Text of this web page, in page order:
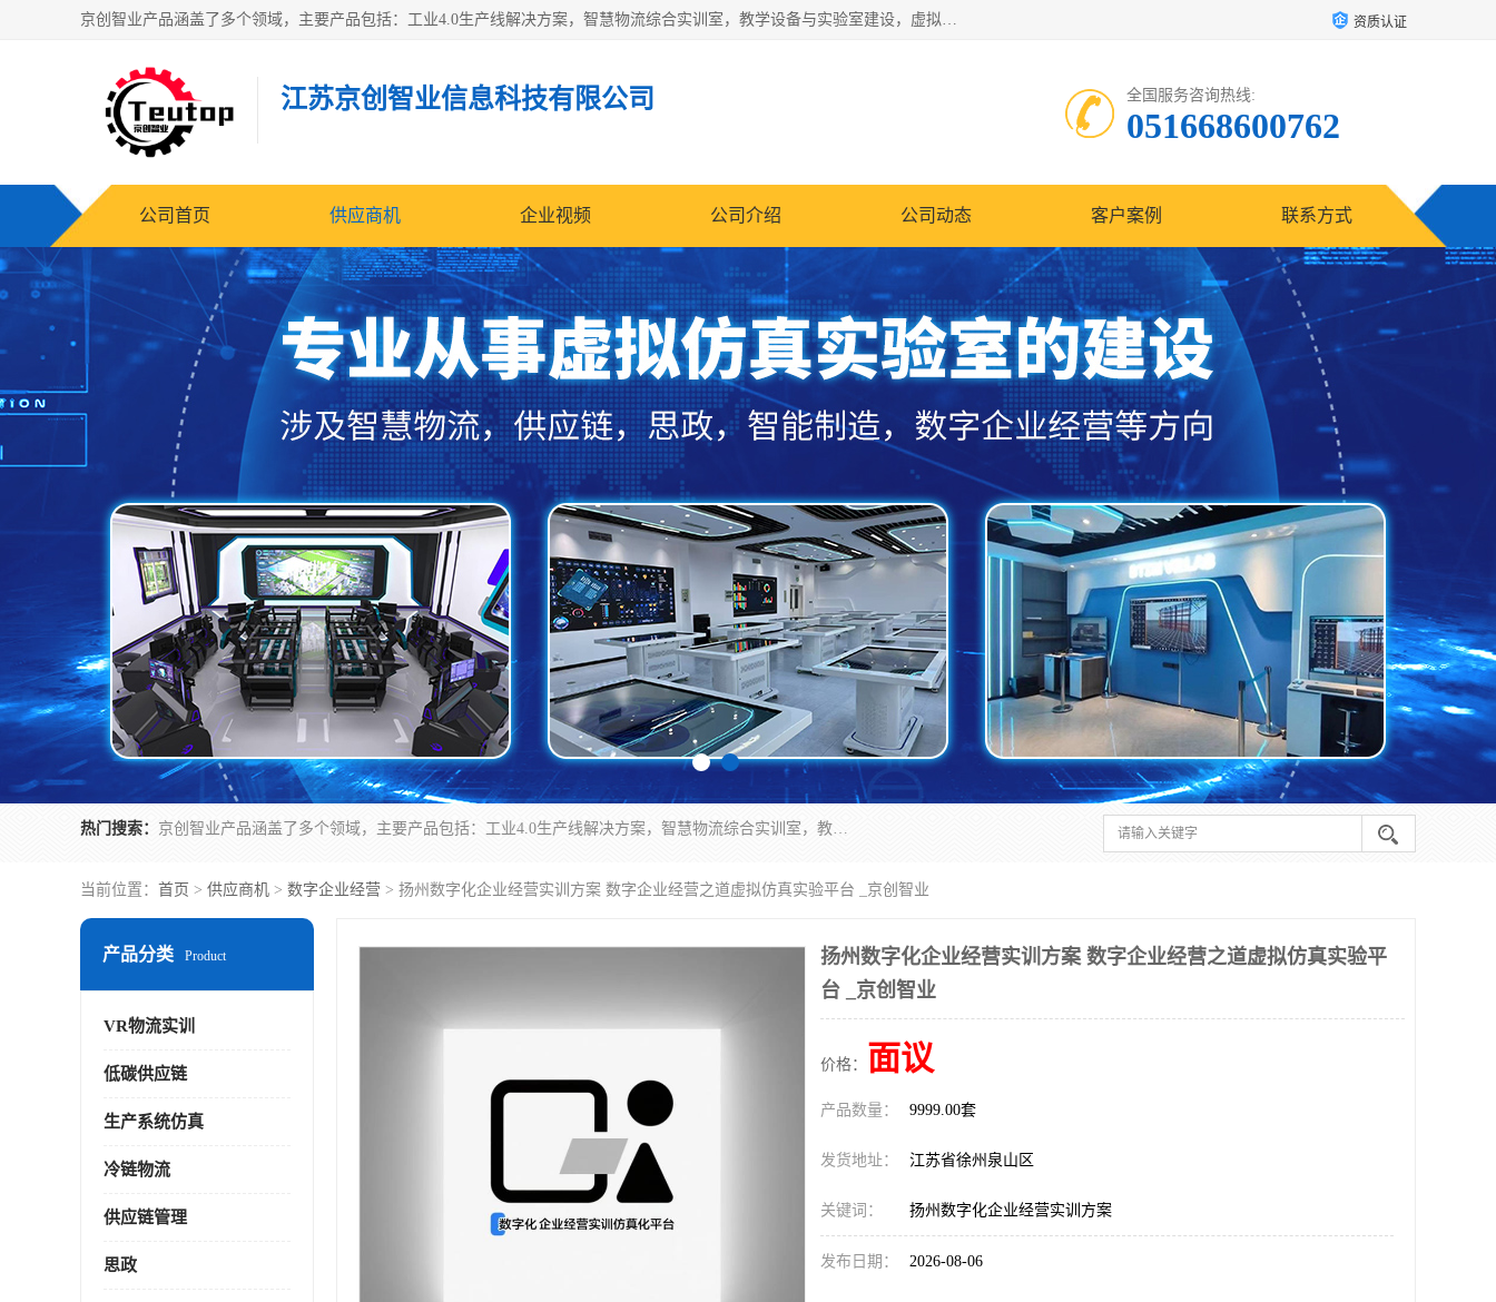
京创智业产品涵盖了多个领域，主要产品包括：工业4.0生产线解决方案，智慧物流综合实训室，教学设备与实验室建设，虚拟仿真实验室等。公司将秉持“创新、执着、诚信、共赢”的理念，以“将服务当作使命”为核心价值观，致力于为客户创造价值，与客户、合作伙伴和员工共同成长。 资质认证
江苏京创智业信息科技有限公司 全国服务咨询热线:
051668600762
公司首页 供应商机 企业视频 公司介绍 公司动态 客户案例 联系方式
热门搜索： 京创智业产品涵盖了多个领域，主要产品包括：工业4.0生产线解决方案，智慧物流综合实训室，教学设备与实验室建设，虚拟仿真实验室等。公司将秉持“创新、执着、诚信、共赢”的理念，以“将服务当作使命”为核心价值观，致力于为客户创造价值，与客户、合作伙伴和员工共同成长。
当前位置： 首页 > 供应商机 > 数字企业经营 > 扬州数字化企业经营实训方案 数字企业经营之道虚拟仿真实验平台 _京创智业
产品分类 Product
VR物流实训
低碳供应链
生产系统仿真
冷链物流
供应链管理
思政
扬州数字化企业经营实训方案 数字企业经营之道虚拟仿真实验平
台 _京创智业
价格： 面议
产品数量： 9999.00套
发货地址： 江苏省徐州泉山区
关键词： 扬州数字化企业经营实训方案
发布日期： 2026-08-06